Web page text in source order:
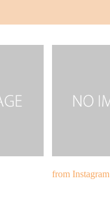
from Instagram